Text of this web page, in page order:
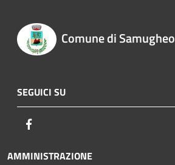
Comune di Samugheo
SEGUICI SU
AMMINISTRAZIONE